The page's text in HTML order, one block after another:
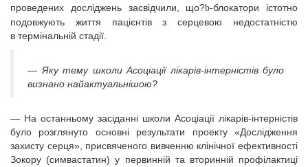
проведених досліджень засвідчили, що?b-блокатори істотно
подовжують життя пацієнтів з серцевою недостатністю
в термінальній стадії.
— Яку тему школи Асоціації лікарів-інтерністів було
визнано найактуальнішою?
— На останньому засіданні школи Асоціації лікарів-інтерністів
було розглянуто основні результати проекту «Дослідження
захисту серця», присвяченого вивченню клінічної ефективності
Зокору (симвастатин) у первинній та вторинній профілактиці